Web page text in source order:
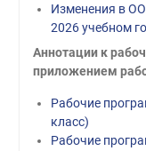
Изменения в
2026 учебном
Аннотации к
приложением
Рабочие
класс)
Рабочие